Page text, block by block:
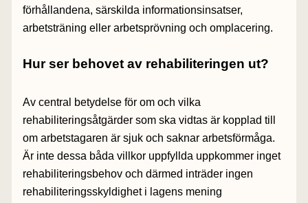
förhållandena, särskilda informationsinsatser,
arbetsträning eller arbetsprövning och omplacering.
Hur ser behovet av rehabiliteringen ut?
Av central betydelse för om och vilka
rehabiliteringsåtgärder som ska vidtas är kopplad till
om arbetstagaren är sjuk och saknar arbetsförmåga.
Är inte dessa båda villkor uppfyllda uppkommer inget
rehabiliteringsbehov och därmed inträder ingen
rehabiliteringsskyldighet i lagens mening